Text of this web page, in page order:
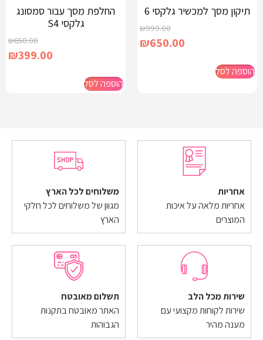
תיקון מסך למכשיר גלקסי 6
₪999.00
₪650.00
הוספה לסל
החלפת מסך עבור סמסונג
גלקסי S4
₪650.00
₪399.00
הוספה לסל
אחריות
אחריות מלאה על איכות
המוצרים
משלוחים לכל הארץ
מגוון של משלוחים לכל חלקי
הארץ
שירות מכל הלב
שירות לקוחות מקצועי עם
מענה מהיר
תשלום מאובטח
האתר מאובטח בתקנות
הגבוהות